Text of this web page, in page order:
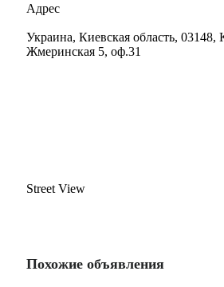
Адрес
Украина, Киевская область, 03148,
Жмеринская 5, оф.31
Street View
Похожие объявления